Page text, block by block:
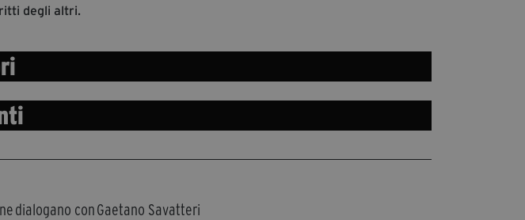
Il Diritto di Essere
Contatti
segreteria@tramefestival.it
+39 346 954 4078
degli altri.
dialogano con Gaetano Savatteri